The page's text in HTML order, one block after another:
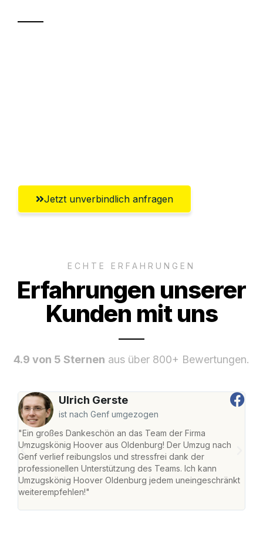
Jetzt unverbindlich anfragen
ECHTE ERFAHRUNGEN
Erfahrungen unserer
Kunden mit uns
4.9 von 5 Sternen aus über 800+ Bewertungen.
Ulrich Gerste
ist nach Genf umgezogen
"Ein großes Dankeschön an das Team der Firma
Umzugskönig Hoover aus Oldenburg! Der Umzug nach
Genf verlief reibungslos und stressfrei dank der
professionellen Unterstützung des Teams. Ich kann
Umzugskönig Hoover Oldenburg jedem uneingeschränkt
weiterempfehlen!"